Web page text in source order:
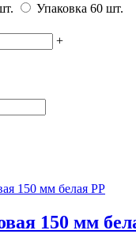
Упаковка 60 шт.
+
150 мм